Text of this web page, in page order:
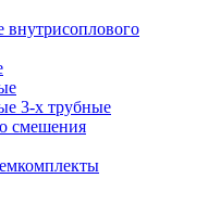
внутрисоплового
3-х трубные
смешения